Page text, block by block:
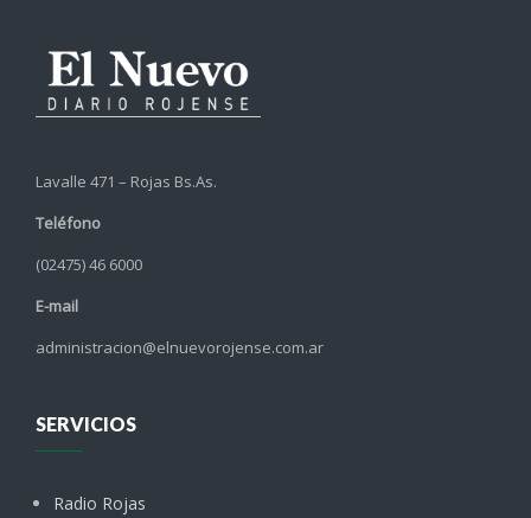
Lavalle 471 – Rojas Bs.As.
Teléfono
(02475) 46 6000
E-mail
administracion@elnuevorojense.com.ar
SERVICIOS
Radio Rojas